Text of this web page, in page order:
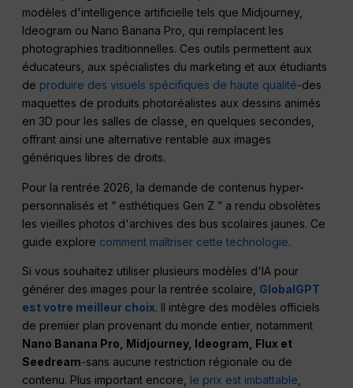
modèles d'intelligence artificielle tels que Midjourney,
Ideogram ou Nano Banana Pro, qui remplacent les
photographies traditionnelles. Ces outils permettent aux
éducateurs, aux spécialistes du marketing et aux étudiants
de produire des visuels spécifiques de haute qualité-des
maquettes de produits photoréalistes aux dessins animés
en 3D pour les salles de classe, en quelques secondes,
offrant ainsi une alternative rentable aux images
génériques libres de droits.
Pour la rentrée 2026, la demande de contenus hyper-
personnalisés et “ esthétiques Gen Z ” a rendu obsolètes
les vieilles photos d'archives des bus scolaires jaunes. Ce
guide explore comment maîtriser cette technologie.
Si vous souhaitez utiliser plusieurs modèles d'IA pour
générer des images pour la rentrée scolaire, GlobalGPT
est votre meilleur choix. Il intègre des modèles officiels
de premier plan provenant du monde entier, notamment
Nano Banana Pro, Midjourney, Ideogram, Flux et
Seedream-sans aucune restriction régionale ou de
contenu. Plus important encore, le prix est imbattable